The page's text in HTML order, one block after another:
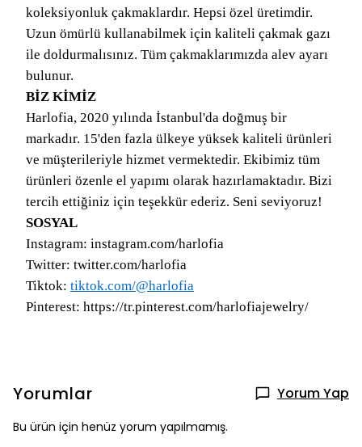
koleksiyonluk çakmaklardır. Hepsi özel üretimdir.
Uzun ömürlü kullanabilmek için kaliteli çakmak gazı
ile doldurmalısınız. Tüm çakmaklarımızda alev ayarı
bulunur.
BİZ KİMİZ
Harlofia, 2020 yılında İstanbul'da doğmuş bir
markadır. 15'den fazla ülkeye yüksek kaliteli ürünleri
ve müşterileriyle hizmet vermektedir. Ekibimiz tüm
ürünleri özenle el yapımı olarak hazırlamaktadır. Bizi
tercih ettiğiniz için teşekkür ederiz. Seni seviyoruz!
SOSYAL
Instagram: instagram.com/harlofia
Twitter: twitter.com/harlofia
Tiktok: tiktok.com/@harlofia
Pinterest: https://tr.pinterest.com/harlofiajewelry/
Yorumlar Yorum Yap
Bu ürün için henüz yorum yapılmamış.